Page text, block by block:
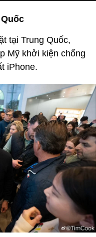
tại Trung Quốc,
Mỹ khởi kiện chống
iPhone.